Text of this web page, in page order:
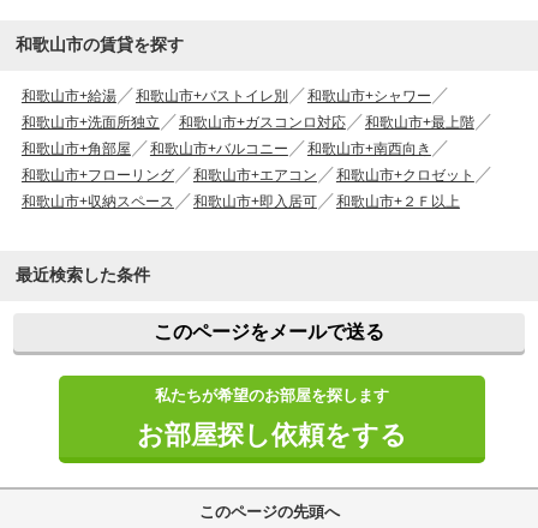
和歌山市の賃貸を探す
和歌山市+給湯 和歌山市+バストイレ別
和歌山市+シャワー
和歌山市+洗面所独立
和歌山市+ガスコンロ対応
和歌山市+最上階
和歌山市+角部屋
和歌山市+バルコニー
和歌山市+南西向き
和歌山市+フローリング
和歌山市+エアコン
和歌山市+クロゼット
和歌山市+収納スペース
和歌山市+即入居可 和歌山市+２Ｆ以上
最近検索した条件
このページをメールで送る
私たちが希望のお部屋を探します
お部屋探し依頼をする
このページの先頭へ